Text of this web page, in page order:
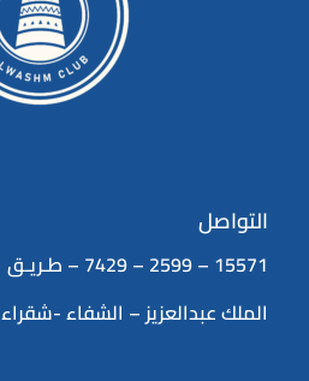
التواصل
15571 – 2599 – 7429 – طـريـق
الملك عبدالعزيز – الشفاء -شقراء